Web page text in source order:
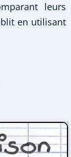
leurs
en utilisant